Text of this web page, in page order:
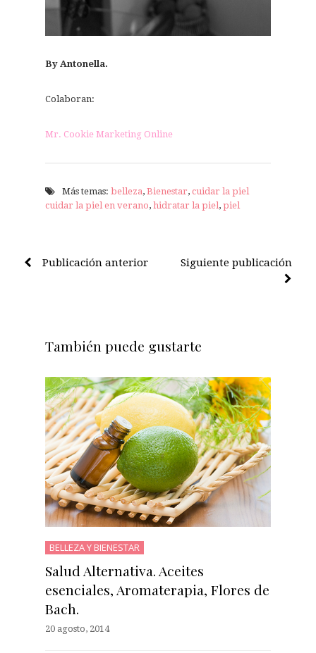
By Antonella.
Colaboran:
Mr. Cookie Marketing Online
Más temas: belleza, Bienestar, cuidar la piel
cuidar la piel en verano, hidratar la piel, piel
Siguiente publicación
Publicación anterior
También puede gustarte
BELLEZA Y BIENESTAR
Salud Alternativa. Aceites
esenciales, Aromaterapia, Flores de
Bach.
20 agosto, 2014